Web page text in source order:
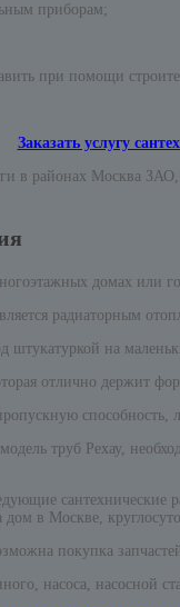
приборам;
при помощи
Заказать услугу
в районах Москва
домах или
радиаторным
штукатуркой на
отлично держит
способность,
труб Рехау,
в Москве,
покупка
насоса, насосной